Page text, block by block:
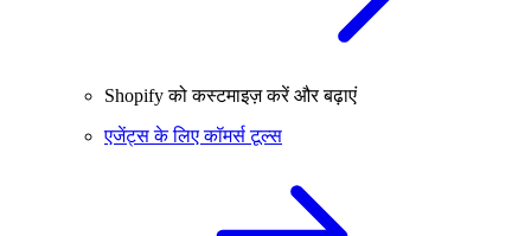
Shopify को कस्टमाइज़ करें और बढ़ाएं
एजेंट्स के लिए कॉमर्स टूल्स